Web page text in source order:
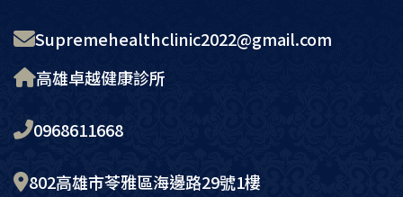
Supremehealthclinic2022@gmail.com
高雄卓越健康診所
0968611668
802高雄市苓雅區海邊路29號1樓